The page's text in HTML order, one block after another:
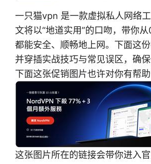
一只猫vpn 是一款虚拟私人网络
文将以“地道实用”的口吻，带你
都能安全、顺畅地上网。下面这
并穿插实战技巧与常见误区，确
下面这张促销图片也许对你有帮
这张图片所在的链接会带你进入